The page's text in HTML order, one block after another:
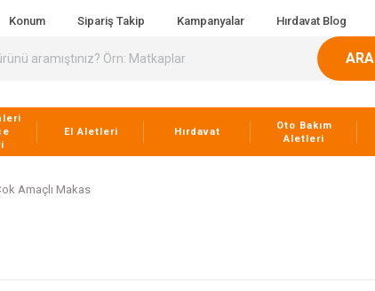
Konum Sipariş Takip Kampanyalar Hırdavat Blog
ARA
El Aletleri Hırdavat
Oto Bakım
Aletleri
Amaçlı Makas